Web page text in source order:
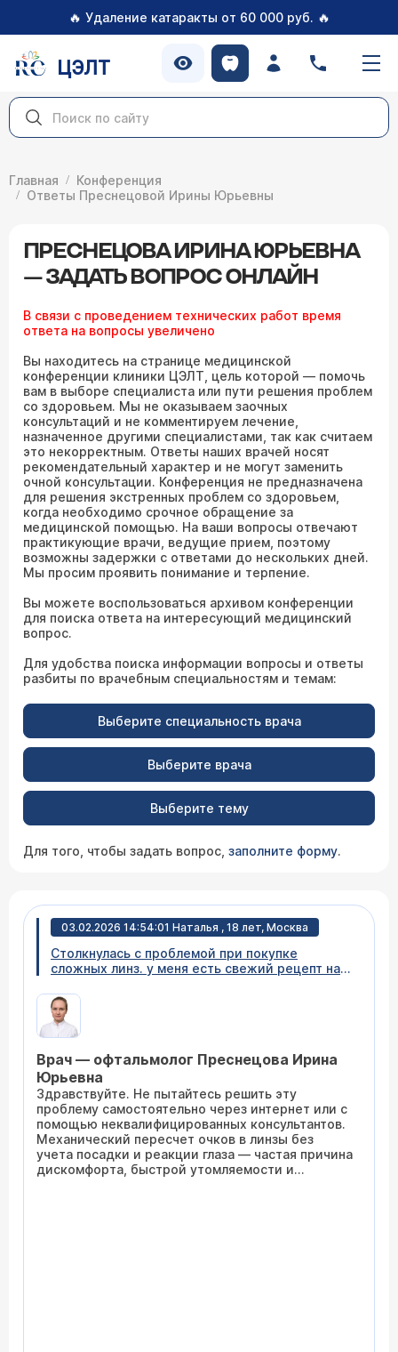
🔥 Удаление катаракты от 60 000 руб. 🔥
ЦЭЛТ
Главная
Конференция
Ответы Преснецовой Ирины Юрьевны
ПРЕСНЕЦОВА ИРИНА ЮРЬЕВНА
— ЗАДАТЬ ВОПРОС ОНЛАЙН
В связи с проведением технических работ время
ответа на вопросы увеличено
Вы находитесь на странице медицинской
конференции клиники ЦЭЛТ, цель которой — помочь
вам в выборе специалиста или пути решения проблем
со здоровьем. Мы не оказываем заочных
консультаций и не комментируем лечение,
назначенное другими специалистами, так как считаем
это некорректным. Ответы наших врачей носят
рекомендательный характер и не могут заменить
очной консультации. Конференция не предназначена
для решения экстренных проблем со здоровьем,
когда необходимо срочное обращение за
медицинской помощью. На ваши вопросы отвечают
практикующие врачи, ведущие прием, поэтому
возможны задержки с ответами до нескольких дней.
Мы просим проявить понимание и терпение.
Вы можете воспользоваться архивом конференции
для поиска ответа на интересующий медицинский
вопрос.
Для удобства поиска информации вопросы и ответы
разбиты по врачебным специальностям и темам:
Выберите специальность врача
Выберите врача
Выберите тему
Для того, чтобы задать вопрос, заполните форму.
03.02.2026 14:54:01 Наталья , 18 лет, Москва
Столкнулась с проблемой при покупке
сложных линз. у меня есть свежий рецепт на
линз нужно просто вычесть 0,25 от значения в
столбец сфера. но я столкнулась с проблемой,
связанной с показателем цилиндра, у меня
одной оптике ни одного бренда нет
возможности выбрать значение цилиндра -1…
что делать?
Врач — офтальмолог Преснецова Ирина
Юрьевна
Здравствуйте. Не пытайтесь решить эту
проблему самостоятельно через интернет или с
помощью неквалифицированных консультантов.
Механический пересчет очков в линзы без
учета посадки и реакции глаза — частая причина
дискомфорта, быстрой утомляемости и